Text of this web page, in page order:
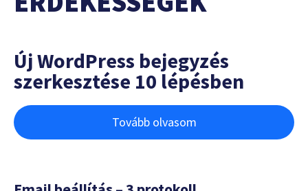
Új WordPress bejegyzés
szerkesztése 10 lépésben
Tovább olvasom